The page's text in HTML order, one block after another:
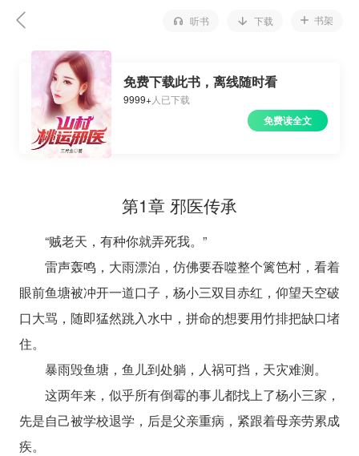
听书 下载 书架
免费下载此书，离线随时看
9999+人已下载
免费读全文
第1章 邪医传承
“贼老天，有种你就弄死我。”
雷声轰鸣，大雨漂泊，仿佛要吞噬整个篱笆村，看着
眼前鱼塘被冲开一道口子，杨小三双目赤红，仰望天空破
口大骂，随即猛然跳入水中，拼命的想要用竹排把缺口堵
住。
暴雨毁鱼塘，鱼儿到处躺，人祸可挡，天灾难测。
这两年来，似乎所有倒霉的事儿都找上了杨小三家，
先是自己被学校退学，后是父亲重病，紧跟着母亲劳累成
疾。